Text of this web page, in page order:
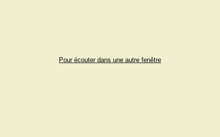
Pour écouter dans une autre fenêtre